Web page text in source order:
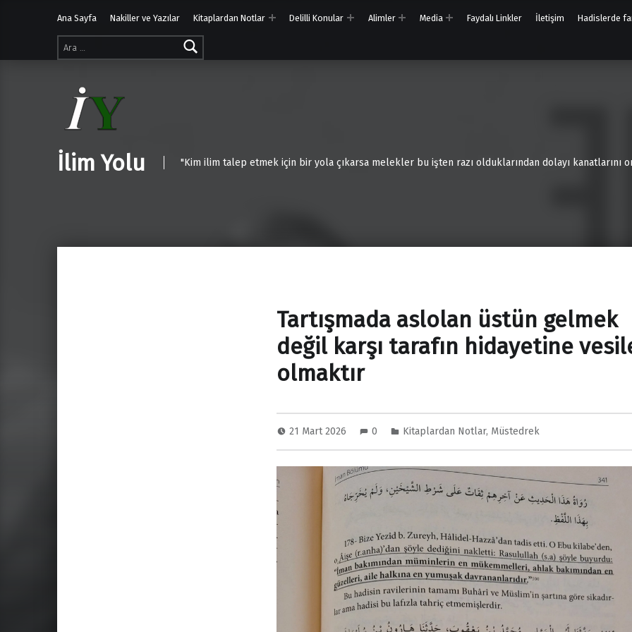
Arama:
Ana Sayfa Nakiller ve Yazılar Kitaplardan Notlar Delilli Konular Alimler Media Faydalı Linkler İletişim Hadislerde
İlim Yolu "Kim ilim talep etmek için bir yola çıkarsa melekler bu işten razı olduklarından dolayı kanatlarını
Tartışmada aslolan üstün gelmek
değil karşı tarafın hidayetine
olmaktır
21 Mart 2026 0 Kitaplardan Notlar, Müstedrek